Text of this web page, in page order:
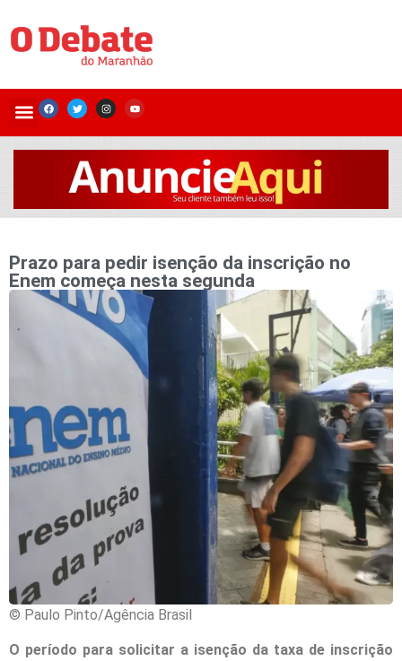
Prazo para pedir isenção da inscrição no
Enem começa nesta segunda
© Paulo Pinto/Agência Brasil
O período para solicitar a isenção da taxa de inscrição